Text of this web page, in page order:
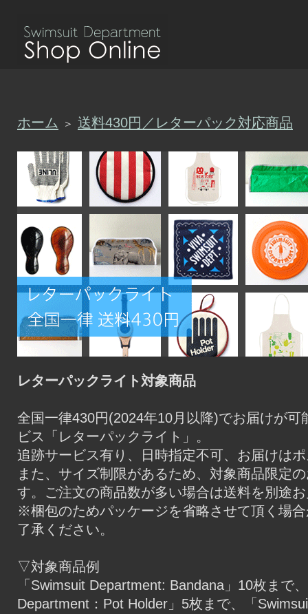
ホーム ＞ 送料430円／レターパック対応商品
レターパックライト対象商品
全国一律430円(2024年10月以降)でお届けが可
ビス「レターパックライト」。
追跡サービス有り、日時指定不可、お届けは
また、サイズ制限があるため、対象商品限定
す。ご注文の商品数が多い場合は送料を別途
※梱包のためパッケージを省略させて頂く場
了承ください。
▽対象商品例
「Swimsuit Department: Bandana」10枚まで
Department：Pot Holder」5枚まで、「